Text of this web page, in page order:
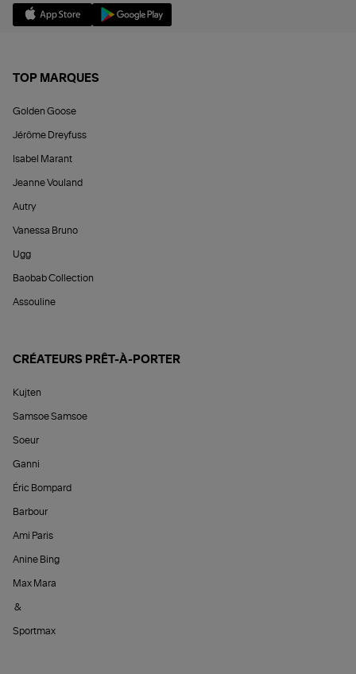
TOP MARQUES
Golden Goose
Jérôme Dreyfuss
Isabel Marant
Jeanne Vouland
Autry
Vanessa Bruno
Ugg
Baobab Collection
Assouline
CRÉATEURS PRÊT-À-PORTER
Kujten
Samsoe Samsoe
Soeur
Ganni
Éric Bompard
Barbour
Ami Paris
Anine Bing
Max Mara
&
Sportmax